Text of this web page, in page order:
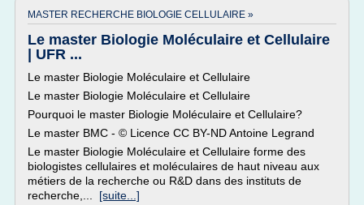
MASTER RECHERCHE BIOLOGIE CELLULAIRE »
Le master Biologie Moléculaire et Cellulaire
| UFR ...
Le master Biologie Moléculaire et Cellulaire
Le master Biologie Moléculaire et Cellulaire
Pourquoi le master Biologie Moléculaire et Cellulaire?
Le master BMC - © Licence CC BY-ND Antoine Legrand
Le master Biologie Moléculaire et Cellulaire forme des
biologistes cellulaires et moléculaires de haut niveau aux
métiers de la recherche ou R&D dans des instituts de
recherche,... [suite...]